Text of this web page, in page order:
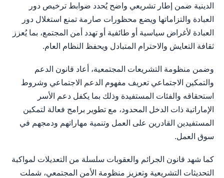
الدينية ضمن إطار تشريعي واضح يُحدد ضوابط ترخيص دور
العبادة والتزاماتها ويضع محظورات صارمة تمنع استغلال دور
العبادة لأغراض سياسية أو طائفية أو تهدد أمن المجتمع، بما يُعزز
ثقافة التعايش والاحترام المتبادل ويحفظ النظام العام.
وضمن منظومة التشريعات المجتمعية، أعاد قانون الدعم
والتمكين الاجتماعي تعريف مفهوم الدعم الاجتماعي وشروط
استحقاقه والفئات المستفيدة وذلك بما يكفل دعم الأسر
الإماراتية ذات الدخل المحدود، مع تطوير برامج فعالة لتمكين
المستفيدين القادرين على العمل وتنمية مهاراتهم ودمجهم في
سوق العمل.
كما شهد قانون الجرائم والعقوبات سلسلة من التعديلات لمواكبة
التحديثات التشريعية وتعزيز منظومة الأمن المجتمعي، شملت